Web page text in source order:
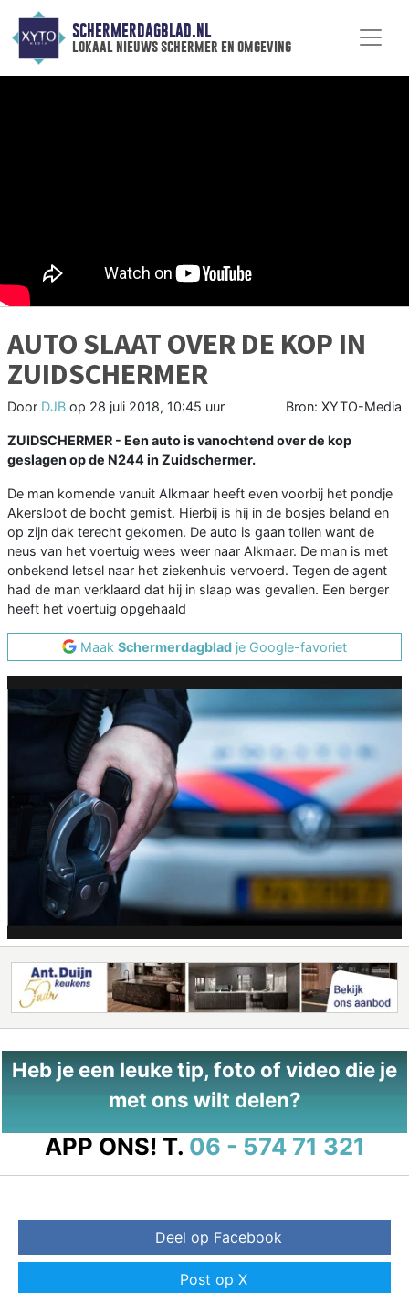
SCHERMERDAGBLAD.NL
lokaal nieuws schermer en omgeving
AUTO SLAAT OVER DE KOP IN
ZUIDSCHERMER
Door DJB op 28 juli 2018, 10:45 uur Bron: XYTO-Media
ZUIDSCHERMER - Een auto is vanochtend over de kop
geslagen op de N244 in Zuidschermer.
De man komende vanuit Alkmaar heeft even voorbij het pondje
Akersloot de bocht gemist. Hierbij is hij in de bosjes beland en
op zijn dak terecht gekomen. De auto is gaan tollen want de
neus van het voertuig wees weer naar Alkmaar. De man is met
onbekend letsel naar het ziekenhuis vervoerd. Tegen de agent
had de man verklaard dat hij in slaap was gevallen. Een berger
heeft het voertuig opgehaald
Maak Schermerdagblad je Google-favoriet
Heb je een leuke tip, foto of video die je
met ons wilt delen?
APP ONS! T. 06 - 574 71 321
Deel op Facebook
Post op X